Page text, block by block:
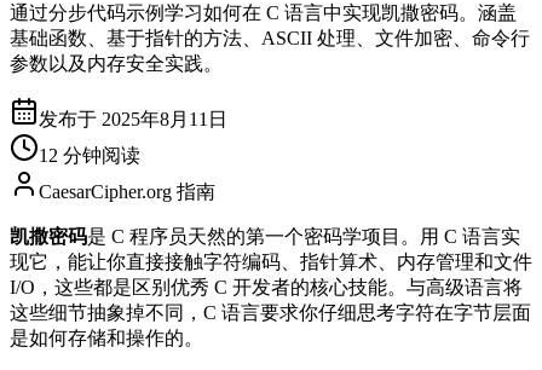
通过分步代码示例学习如何在 C 语言中实现凯撒密码。涵盖
基础函数、基于指针的方法、ASCII 处理、文件加密、命令行
参数以及内存安全实践。
发布于 2025年8月11日
12 分钟阅读
CaesarCipher.org 指南
凯撒密码是 C 程序员天然的第一个密码学项目。用 C 语言实
现它，能让你直接接触字符编码、指针算术、内存管理和文件
I/O，这些都是区别优秀 C 开发者的核心技能。与高级语言将
这些细节抽象掉不同，C 语言要求你仔细思考字符在字节层面
是如何存储和操作的。